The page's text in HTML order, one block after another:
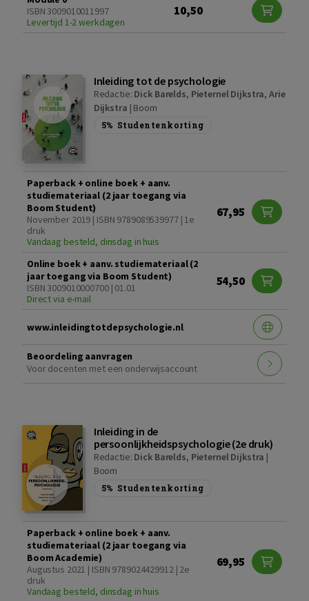
ISBN 3009010011997
Levertijd 1-2 werkdagen
10,50
Inleiding tot de psychologie
Redactie: Dick Barelds, Pieternel Dijkstra,Arie
Dijkstra | Boom
5% Studentenkorting
Paperback + online boek + aanv.
studiemateriaal (2 jaar toegang via
Boom Student)
November 2019 | ISBN 9789089539977 | 1e
druk
Vandaag besteld, dinsdag in huis
67,95
Online boek + aanv. studiemateriaal (2
jaar toegang via Boom Student)
ISBN 3009010000700 | 01.01
Direct via e-mail
54,50
www.inleidingtotdepsychologie.nl
Beoordeling aanvragen
Voor docenten met een onderwijsaccount
Inleiding in de
persoonlijkheidspsychologie (2e druk)
Redactie: Dick Barelds, Pieternel Dijkstra |
Boom
5% Studentenkorting
Paperback + online boek + aanv.
studiemateriaal (2 jaar toegang via
Boom Academie)
Augustus 2021 | ISBN 9789024429912 | 2e
druk
Vandaag besteld, dinsdag in huis
69,95